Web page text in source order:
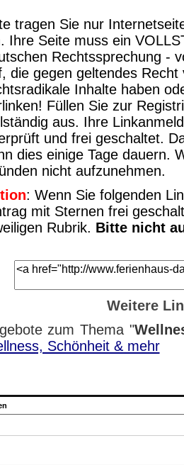
tragen Sie nur
Ihre Seite muss ein
Rechtssprechung -
die gegen geltendes
Inhalte haben
Füllen Sie zur
aus. Ihre
und frei geschaltet.
dies einige Tage dauern.
nicht aufzunehmen.
: Wenn Sie folgenden
mit Sternen frei
Rubrik. Bitte nicht
Weitere
zum Thema "
Schönheit & mehr